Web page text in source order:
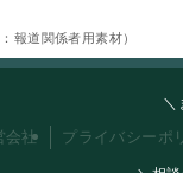
報道関係者用素材）
会社 プライバシーポ
＼